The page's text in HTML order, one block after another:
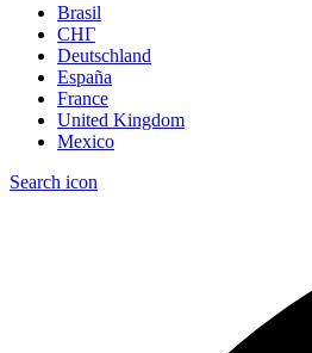
Brasil
СНГ
Deutschland
España
France
United Kingdom
Mexico
Search icon